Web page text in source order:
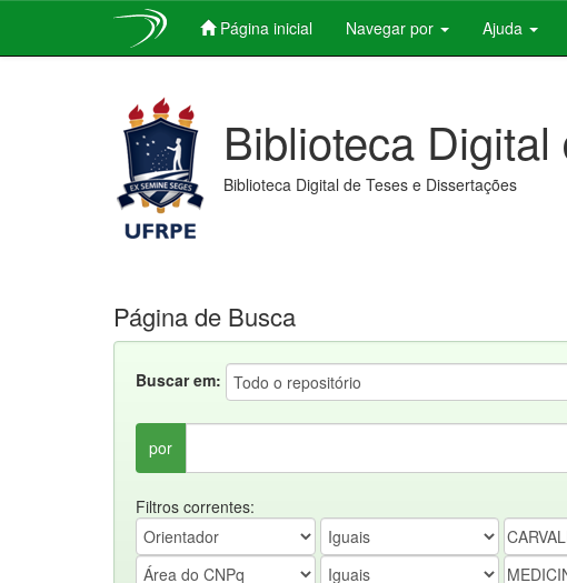
Página inicial Navegar por Ajuda
Biblioteca
Biblioteca Digital de Teses e Dissertações
Página de Busca
Buscar em:
por
Filtros correntes: